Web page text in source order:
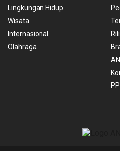
Lingkungan Hidup
Wisata
Internasional
Olahraga